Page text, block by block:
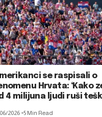
se raspisali o
Hrvata: ‘Kako
4 milijuna ljudi ruši
2026 5 Min Read